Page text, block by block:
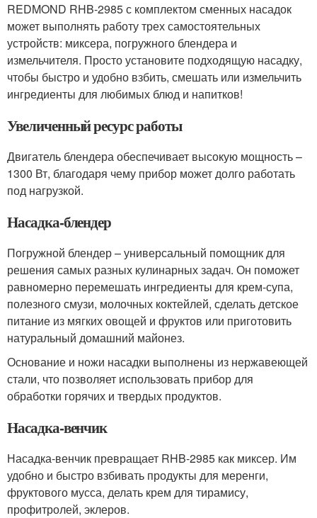
REDMOND RHB-2985 с комплектом сменных насадок
может выполнять работу трех самостоятельных
устройств: миксера, погружного блендера и
измельчителя. Просто установите подходящую насадку,
чтобы быстро и удобно взбить, смешать или измельчить
ингредиенты для любимых блюд и напитков!
Увеличенный ресурс работы
Двигатель блендера обеспечивает высокую мощность –
1300 Вт, благодаря чему прибор может долго работать
под нагрузкой.
Насадка-блендер
Погружной блендер – универсальный помощник для
решения самых разных кулинарных задач. Он поможет
равномерно перемешать ингредиенты для крем-супа,
полезного смузи, молочных коктейлей, сделать детское
питание из мягких овощей и фруктов или приготовить
натуральный домашний майонез.
Основание и ножи насадки выполнены из нержавеющей
стали, что позволяет использовать прибор для
обработки горячих и твердых продуктов.
Насадка-венчик
Насадка-венчик превращает RHB-2985 как миксер. Им
удобно и быстро взбивать продукты для меренги,
фруктового мусса, делать крем для тирамису,
профитролей, эклеров.